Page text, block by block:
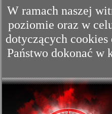
W ramach naszej
poziomie oraz w
dotyczących cookies
Państwo dokonać w